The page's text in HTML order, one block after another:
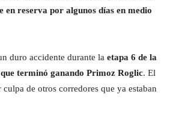
en reserva por algunos días en medio
duro accidente durante la etapa 6 de la
terminó ganando Primoz Roglic. El
de otros corredores que ya estaban